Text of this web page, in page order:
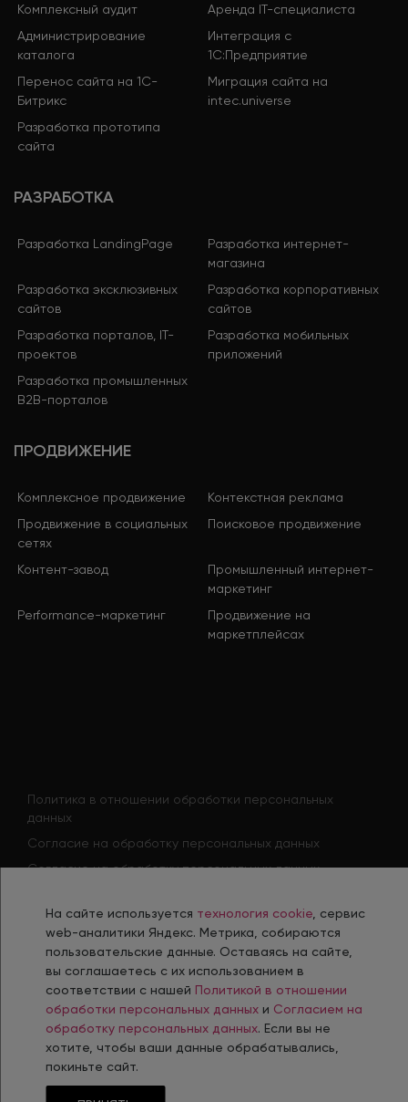
Комплексный аудит
Аренда IT-специалиста
Администрирование
каталога
Интеграция с
1С:Предприятие
Перенос сайта на 1С-
Битрикс
Миграция сайта на
intec.universe
Разработка прототипа
сайта
РАЗРАБОТКА
Разработка LandingPage
Разработка интернет-
магазина
Разработка эксклюзивных
сайтов
Разработка корпоративных
сайтов
Разработка порталов, IT-
проектов
Разработка мобильных
приложений
Разработка промышленных
B2B-порталов
ПРОДВИЖЕНИЕ
Комплексное продвижение
Контекстная реклама
Продвижение в социальных
сетях
Поисковое продвижение
Контент-завод
Промышленный интернет-
маркетинг
Performance-маркетинг
Продвижение на
маркетплейсах
Политика в отношении обработки персональных
данных
Согласие на обработку персональных данных
Согласие на обработку персональных данных
Политика использования файлов cookie
Согласие на получение рекламной рассылки
Разработка, сопровождение и продвижение сайтов в г. Челябинск
Интернет-Агентство INTEC
На сайте используется технология cookie , сервис
web-аналитики Яндекс. Метрика, собираются
пользовательские данные. Оставаясь на сайте,
вы соглашаетесь с их использованием в
соответствии с нашей Политикой в отношении
обработки персональных данных и Согласием на
обработку персональных данных. Если вы не
хотите, чтобы ваши данные обрабатывались,
покиньте сайт.